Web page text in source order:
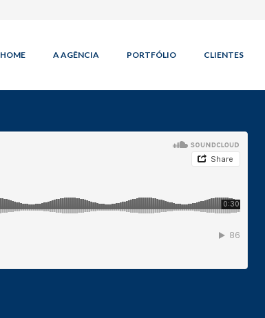
HOME A AGÊNCIA PORTFÓLIO CLIENTES